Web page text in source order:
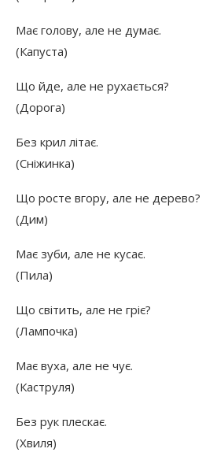
Має голову, але не думає.
(Капуста)
Що йде, але не рухається?
(Дорога)
Без крил літає.
(Сніжинка)
Що росте вгору, але не дерево?
(Дим)
Має зуби, але не кусає.
(Пила)
Що світить, але не гріє?
(Лампочка)
Має вуха, але не чує.
(Каструля)
Без рук плескає.
(Хвиля)